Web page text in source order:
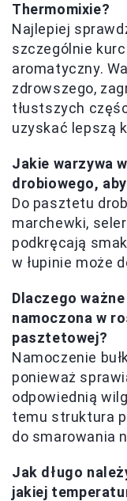
Thermomixie?
Najlepiej
szczególnie
aromatyczny.
zdrowszego,
tłustszych
uzyskać lepszą
Jakie warzywa
drobiowego,
Do pasztetu
marchewki,
podkręcają
w łupinie może
Dlaczego
namoczona w
pasztetowej?
Namoczenie
ponieważ
odpowiednią
temu struktura
do smarowania
Jak długo
jakiej